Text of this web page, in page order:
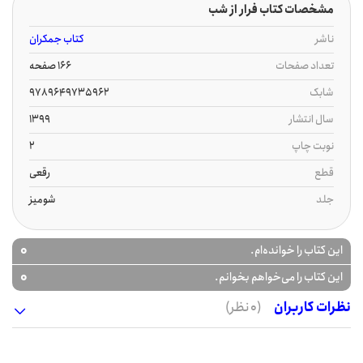
مشخصات کتاب فرار از شب
ناشر
کتاب جمکران
تعداد صفحات
166 صفحه
شابک
9789649735962
سال انتشار
1399
نوبت چاپ
2
قطع
رقعی
جلد
شومیز
این کتاب را خوانده‌ام. 0
این کتاب را می‌خواهم بخوانم.
0
نظرات کاربران
(0 نظر)